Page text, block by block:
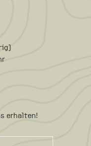
erhalten!